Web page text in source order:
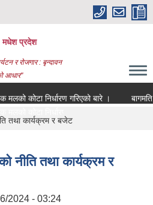
मधेश प्रदेश
र रोजगार : बृन्दावन
आधार"
कोटा निर्धारण गरिएको बारे ।
बागमति
तथा कार्यक्रम र बजेट
तथा कार्यक्रम र
2024 - 03:24